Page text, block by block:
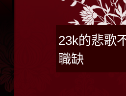
23k的悲歌
職缺